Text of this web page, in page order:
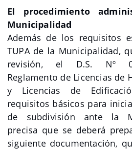
El procedimiento
Municipalidad
Además de los requisitos
TUPA de la Municipalidad,
revisión, el D.S. Nº 008-
Reglamento de Licencias de
y Licencias de
requisitos básicos para
de subdivisión ante la
precisa que se deberá
siguiente documentación,